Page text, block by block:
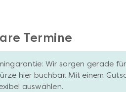
Termine
Wir sorgen gerade
hier buchbar. Mit einem
auswählen.